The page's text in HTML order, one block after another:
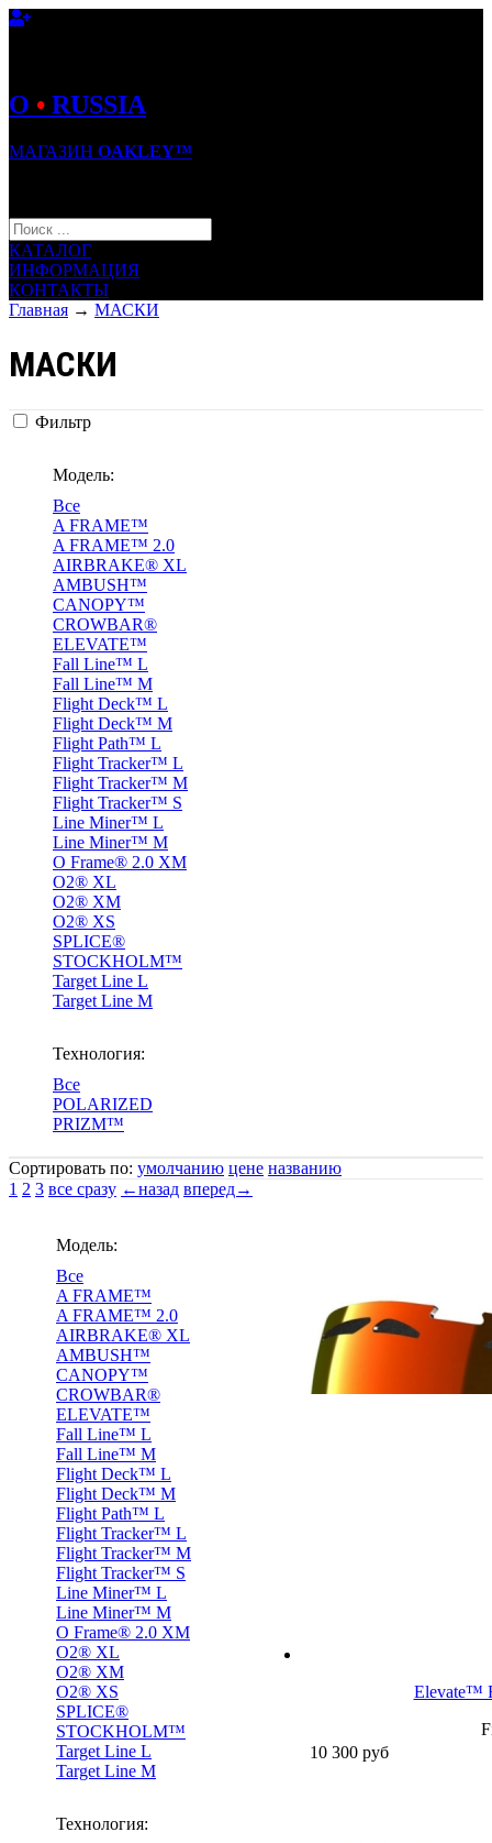
O • RUSSIA
МАГАЗИН OAKLEY™
КАТАЛОГ
ИНФОРМАЦИЯ
КОНТАКТЫ
Главная → МАСКИ
МАСКИ
Фильтр
Модель:
Все
A FRAME™
A FRAME™ 2.0
AIRBRAKE® XL
AMBUSH™
CANOPY™
CROWBAR®
ELEVATE™
Fall Line™ L
Fall Line™ M
Flight Deck™ L
Flight Deck™ M
Flight Path™ L
Flight Tracker™ L
Flight Tracker™ M
Flight Tracker™ S
Line Miner™ L
Line Miner™ M
O Frame® 2.0 XM
O2® XL
O2® XM
O2® XS
SPLICE®
STOCKHOLM™
Target Line L
Target Line M
Технология:
Все
POLARIZED
PRIZM™
Сортировать по: умолчанию цене названию
1 2 3 все сразу ←назад вперед→
Модель:
Все
A FRAME™
A FRAME™ 2.0
AIRBRAKE® XL
AMBUSH™
CANOPY™
CROWBAR®
ELEVATE™
Fall Line™ L
Fall Line™ M
Flight Deck™ L
Flight Deck™ M
Flight Path™ L
Flight Tracker™ L
Flight Tracker™ M
Flight Tracker™ S
Line Miner™ L
Line Miner™ M
O Frame® 2.0 XM
O2® XL
O2® XM
O2® XS
SPLICE®
STOCKHOLM™
Target Line L
Target Line M
Технология:
Elevate™
10 300 руб